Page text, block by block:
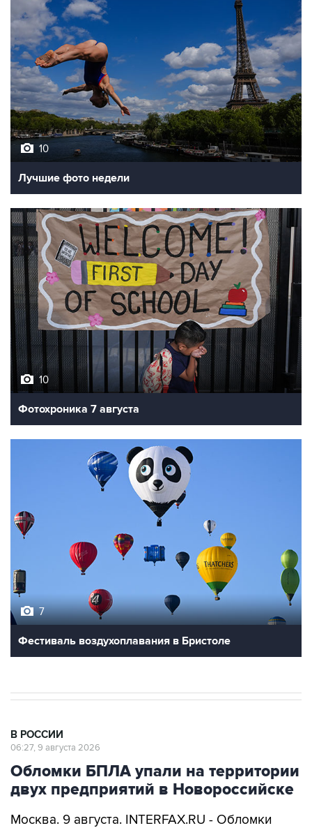
10
Лучшие фото недели
10
Фотохроника 7 августа
Фестиваль воздухоплавания в Бристоле
Обломки БПЛА упали на территории
двух предприятий в Новороссийске
Москва. 9 августа. INTERFAX.RU - Обломки
территории двух предприятий в